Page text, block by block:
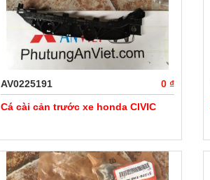
AV0225191 0 ₫
Cá cài cản trước xe honda CIVIC